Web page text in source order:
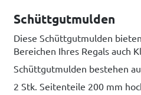
Schüttgutmulden
Diese Schüttgutmulden
Bereichen Ihres Regals auch
Schüttgutmulden bestehen
2 Stk. Seitenteile 200 mm